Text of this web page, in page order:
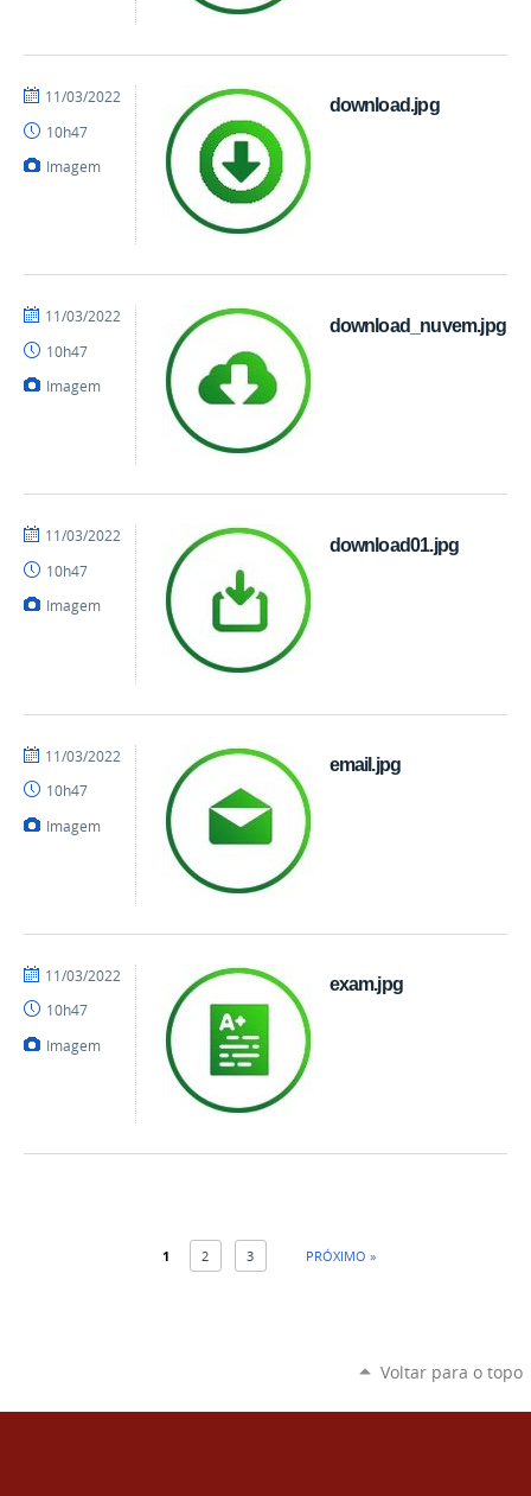
download.jpg
por
publicado
11/03/2022
10h47
Imagem
download_nuvem.jpg
por
publicado
11/03/2022
10h47
Imagem
download01.jpg
por
publicado
11/03/2022
10h47
Imagem
email.jpg
por
publicado
11/03/2022
10h47
Imagem
exam.jpg
por
publicado
11/03/2022
10h47
Imagem
1 2 3 PRÓXIMO »
Voltar para o topo